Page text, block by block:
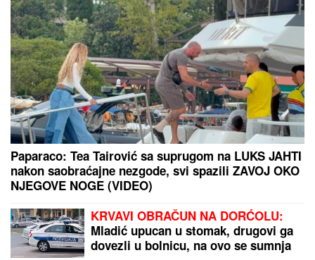
U ovih 5 znakova rađaju se NAJDAROVITIJI ljudi:
Talenat im je podaren kao VELIKI BLAGOSLOV, ali i
odgovornost, a oni znaju kako da iskoriste SJAJNE